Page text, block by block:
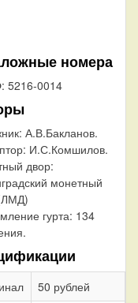
номера
: 5216-0014
А.В.Бакланов.
И.С.Комшилов.
двор:
монетный
гурта: 134
50 рублей